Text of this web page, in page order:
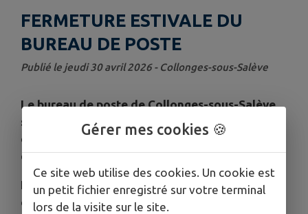
FERMETURE ESTIVALE DU
BUREAU DE POSTE
Publié le jeudi 30 avril 2026 - Collonges-sous-Salève
Le bureau de poste de Collonges-sous-Salève
sera fermé du 29 juin au 18 juillet
en raison de la
diminution de la fréquentation pendant la période
estivale.
Le bureau reprendra ses horaires habituels à
compter du 20 juillet.
Gérer mes cookies 🍪
Ce site web utilise des cookies. Un cookie est
un petit fichier enregistré sur votre terminal
lors de la visite sur le site.